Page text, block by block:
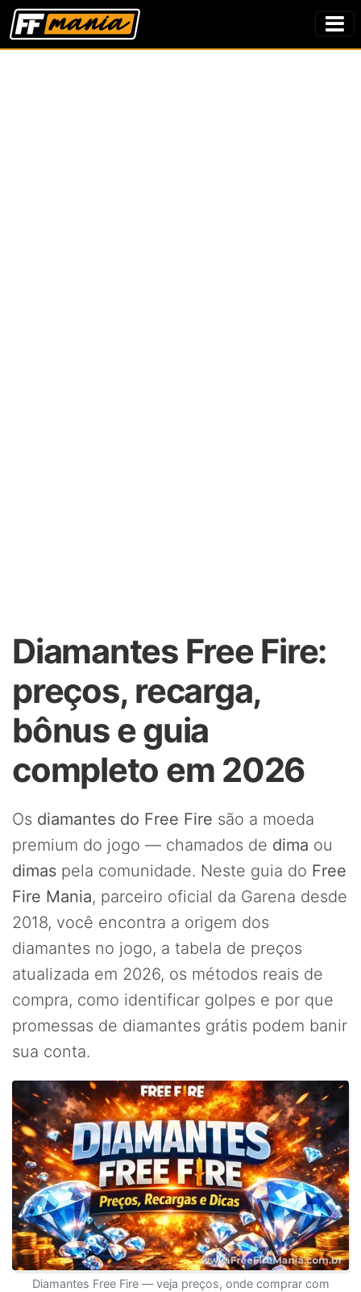
Diamantes Free Fire:
preços, recarga,
bônus e guia
completo em 2026
Os diamantes do Free Fire são a moeda
premium do jogo — chamados de dima ou
dimas pela comunidade. Neste guia do Free
Fire Mania, parceiro oficial da Garena desde
2018, você encontra a origem dos
diamantes no jogo, a tabela de preços
atualizada em 2026, os métodos reais de
compra, como identificar golpes e por que
promessas de diamantes grátis podem banir
sua conta.
Diamantes Free Fire — veja preços, onde comprar com